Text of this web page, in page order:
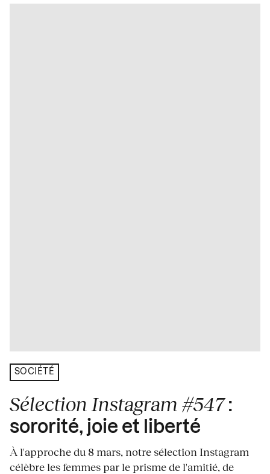
SOCIÉTÉ
Sélection Instagram #547 :
sororité, joie et liberté
À l'approche du 8 mars, notre sélection Instagram
célèbre les femmes par le prisme de l'amitié, de